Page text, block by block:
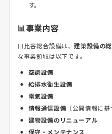
す。
📊事業内容
日比谷総合設備は、建築設備の
な事業領域は以下です。
空調設備
給排水衛生設備
電気設備
情報通信設備 （公開情報に基
建物設備のリニューアル
保守・メンテナンス